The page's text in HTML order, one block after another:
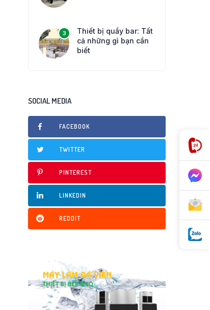
3
Thiết bị quầy bar: Tất
cả những gì bạn cần
biết
SOCIAL MEDIA
FACEBOOK
TWITTER
PINTEREST
LINKEDIN
REDDIT